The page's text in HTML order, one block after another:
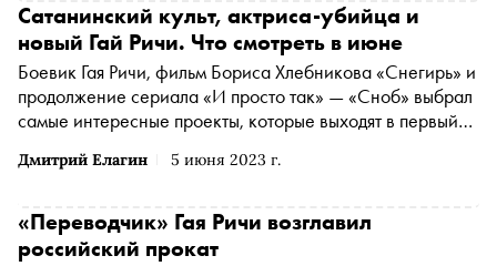
Дмитрий Елагин 5 июня 2023 г.
Сатанинский культ, актриса-убийца и
новый Гай Ричи. Что смотреть в июне
Боевик Гая Ричи, фильм Бориса Хлебникова «Снегирь» и
продолжение сериала «И просто так» — «Сноб» выбрал
самые интересные проекты, которые выходят в первый
«Переводчик» Гая Ричи возглавил
российский прокат